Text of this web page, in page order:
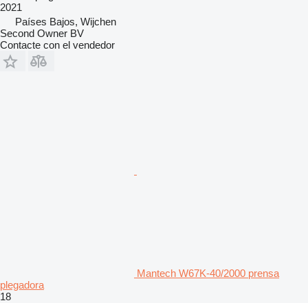
2021
Países Bajos, Wijchen
Second Owner BV
Contacte con el vendedor
Mantech W67K-40/2000 prensa
plegadora
18